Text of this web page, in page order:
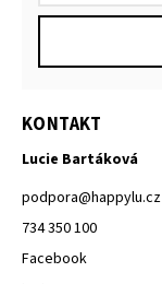
KONTAKT
Lucie Bartáková
podpora@happylu.cz
734 350 100
Facebook